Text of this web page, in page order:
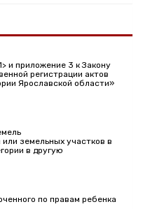
и приложение 3 к Закону
регистрации актов
Ярославской области»
земельных участков в
в другую
по правам ребенка